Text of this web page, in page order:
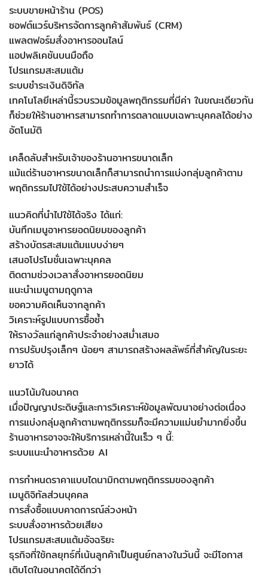
ระบบขายหน้าร้าน (POS)
ซอฟต์แวร์บริหารจัดการลูกค้าสัมพันธ์ (CRM)
แพลตฟอร์มสั่งอาหารออนไลน์
แอปพลิเคชันบนมือถือ
โปรแกรมสะสมแต้ม
ระบบชำระเงินดิจิทัล
เทคโนโลยีเหล่านี้รวบรวมข้อมูลพฤติกรรมที่มีค่า ในขณะเดียวกัน
ก็ช่วยให้ร้านอาหารสามารถทำการตลาดแบบเฉพาะบุคคลได้อย่าง
อัตโนมัติ
เคล็ดลับสำหรับเจ้าของร้านอาหารขนาดเล็ก
แม้แต่ร้านอาหารขนาดเล็กก็สามารถนำการแบ่งกลุ่มลูกค้าตาม
พฤติกรรมไปใช้ได้อย่างประสบความสำเร็จ
แนวคิดที่นำไปใช้ได้จริง ได้แก่:
บันทึกเมนูอาหารยอดนิยมของลูกค้า
สร้างบัตรสะสมแต้มแบบง่ายๆ
เสนอโปรโมชั่นเฉพาะบุคคล
ติดตามช่วงเวลาสั่งอาหารยอดนิยม
แนะนำเมนูตามฤดูกาล
ขอความคิดเห็นจากลูกค้า
วิเคราะห์รูปแบบการซื้อซ้ำ
ให้รางวัลแก่ลูกค้าประจำอย่างสม่ำเสมอ
การปรับปรุงเล็กๆ น้อยๆ สามารถสร้างผลลัพธ์ที่สำคัญในระยะ
ยาวได้
แนวโน้มในอนาคต
เมื่อปัญญาประดิษฐ์และการวิเคราะห์ข้อมูลพัฒนาอย่างต่อเนื่อง
การแบ่งกลุ่มลูกค้าตามพฤติกรรมก็จะมีความแม่นยำมากยิ่งขึ้น
ร้านอาหารอาจจะให้บริการเหล่านี้ในเร็ว ๆ นี้:
ระบบแนะนำอาหารด้วย AI
การกำหนดราคาแบบไดนามิกตามพฤติกรรมของลูกค้า
เมนูดิจิทัลส่วนบุคคล
การสั่งซื้อแบบคาดการณ์ล่วงหน้า
ระบบสั่งอาหารด้วยเสียง
โปรแกรมสะสมแต้มอัจฉริยะ
ธุรกิจที่ใช้กลยุทธ์ที่เน้นลูกค้าเป็นศูนย์กลางในวันนี้ จะมีโอกาส
เติบโตในอนาคตได้ดีกว่า